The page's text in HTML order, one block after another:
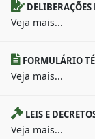
Veja mais...
FORMULÁRIO
Veja mais...
LEIS E
Veja mais...